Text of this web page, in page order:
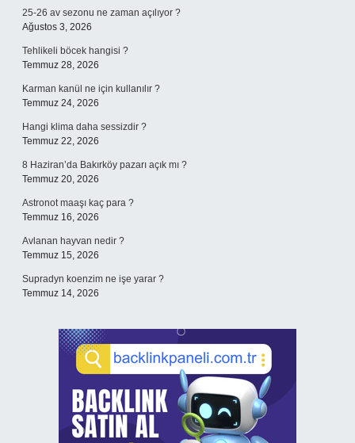
25-26 av sezonu ne zaman açılıyor ?
Ağustos 3, 2026
Tehlikeli böcek hangisi ?
Temmuz 28, 2026
Karman kanül ne için kullanılır ?
Temmuz 24, 2026
Hangi klima daha sessizdir ?
Temmuz 22, 2026
8 Haziran’da Bakırköy pazarı açık mı ?
Temmuz 20, 2026
Astronot maaşı kaç para ?
Temmuz 16, 2026
Avlanan hayvan nedir ?
Temmuz 15, 2026
Supradyn koenzim ne işe yarar ?
Temmuz 14, 2026